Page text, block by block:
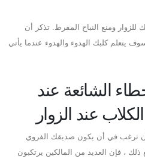
للزوار ومنع النباح المفرط. تذكر أن
يتعلم كلبك الهدوء والهدوء عندما يأتي
الشائعة عند
عند الزوار
ترغب في أن يكون صديقك الفروي
، فإن العديد من المالكين يرتكبون